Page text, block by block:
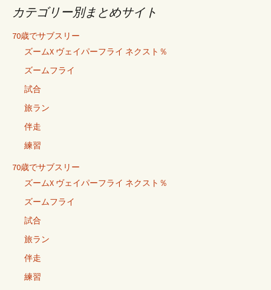
カテゴリー別まとめサイト
70歳でサブスリー
ズームX ヴェイパーフライ ネクスト％
ズームフライ
試合
旅ラン
伴走
練習
70歳でサブスリー
ズームX ヴェイパーフライ ネクスト％
ズームフライ
試合
旅ラン
伴走
練習